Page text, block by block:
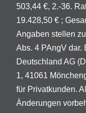
503,44 €, 2.-36.
19.428,50 € ;
Angaben stellen
Abs. 4 PAngV dar.
Deutschland AG
1, 41061
für Privatkunden.
Änderungen